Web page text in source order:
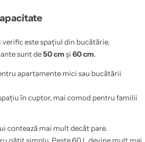
este spațiul din bucătărie.
sunt de50 cmși 60 cm.
apartamente mici sau bucătării
în cuptor, mai comod pentru familii
contează mai mult decât pare.
gătit simplu. Peste 60 L devine mult mai